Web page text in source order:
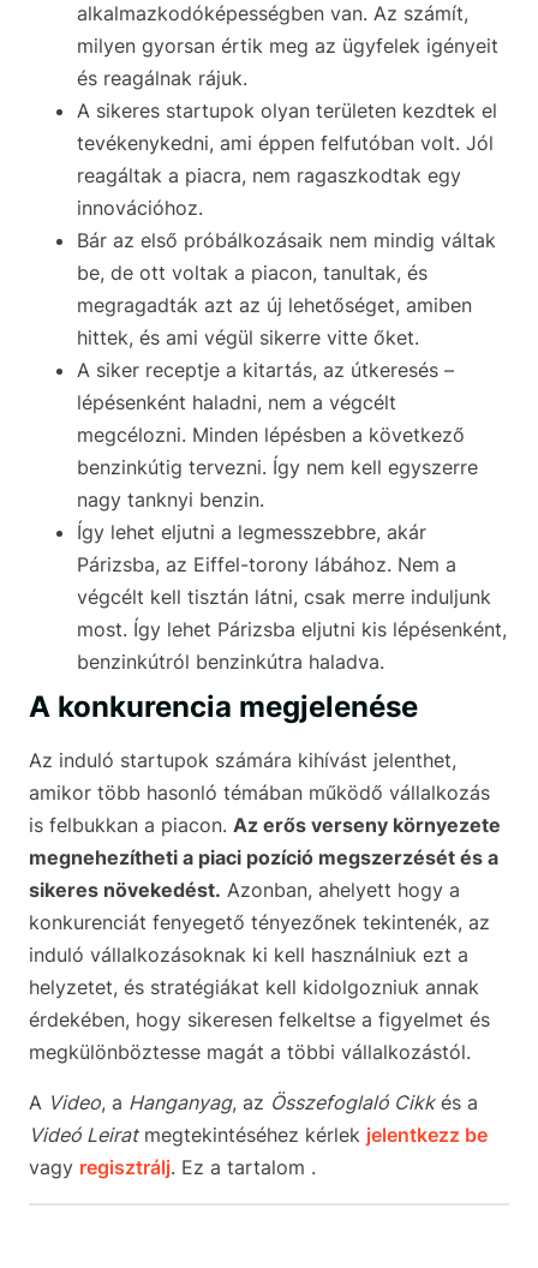
alkalmazkodóképességben van. Az számít,
milyen gyorsan értik meg az ügyfelek igényeit
és reagálnak rájuk.
A sikeres startupok olyan területen kezdtek el
tevékenykedni, ami éppen felfutóban volt. Jól
reagáltak a piacra, nem ragaszkodtak egy
innovációhoz.
Bár az első próbálkozásaik nem mindig váltak
be, de ott voltak a piacon, tanultak, és
megragadták azt az új lehetőséget, amiben
hittek, és ami végül sikerre vitte őket.
A siker receptje a kitartás, az útkeresés –
lépésenként haladni, nem a végcélt
megcélozni. Minden lépésben a következő
benzinkútig tervezni. Így nem kell egyszerre
nagy tanknyi benzin.
Így lehet eljutni a legmesszebbre, akár
Párizsba, az Eiffel-torony lábához. Nem a
végcélt kell tisztán látni, csak merre induljunk
most. Így lehet Párizsba eljutni kis lépésenként,
benzinkútról benzinkútra haladva.
A konkurencia megjelenése
Az induló startupok számára kihívást jelenthet,
amikor több hasonló témában működő vállalkozás
is felbukkan a piacon. Az erős verseny környezete
megnehezítheti a piaci pozíció megszerzését és a
sikeres növekedést. Azonban, ahelyett hogy a
konkurenciát fenyegető tényezőnek tekintenék, az
induló vállalkozásoknak ki kell használniuk ezt a
helyzetet, és stratégiákat kell kidolgozniuk annak
érdekében, hogy sikeresen felkeltse a figyelmet és
megkülönböztesse magát a többi vállalkozástól.
A Video, a Hanganyag, az Összefoglaló Cikkés a
Videó Leiratmegtekintéséhez kérlek jelentkezz be
vagy regisztrálj. Ez a tartalom .